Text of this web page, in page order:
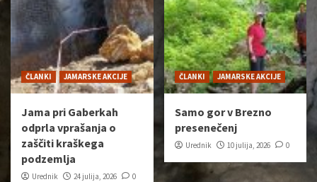
ČLANKI JAMARSKE AKCIJE
Jama pri Gaberkah
odprla vprašanja o
zaščiti kraškega
podzemlja
Urednik 24 julija, 2026 0
ČLANKI JAMARSKE AKCIJE
Samo gor v Brezno
presenečenj
Urednik 10 julija, 2026 0